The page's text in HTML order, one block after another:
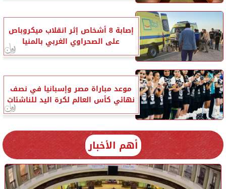
إصابة 8 أشخاص إثر انقلاب ميكروباص
على الصحراوي الغربي بالمنيا
موعد مباراة مصر وإسبانيا في نصف
نهائي كأس العالم لكرة اليد للناشئات
أهم الأخبار